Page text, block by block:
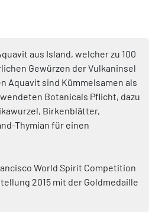
aus Island, welcher zu 100
Gewürzen der Vulkaninsel
Aquavit sind Kümmelsamen als
Botanicals Pflicht, dazu
Birkenblätter,
Thymian für einen
World Spirit Competition
2015 mit der Goldmedaille